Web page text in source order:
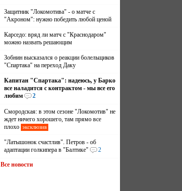
Защитник "Локомотива" - о матче с
"Акроном": нужно победить любой ценой
Карседо: вряд ли матч с "Краснодаром"
можно назвать решающим
Зобнин высказался о реакции болельщиков
"Спартака" на переход Даку
Капитан "Спартака": надеюсь, у Барко
все наладится с контрактом - мы все его
любим
2
Смородская: в этом сезоне "Локомотив" не
ждет ничего хорошего, там прямо все
плохо эксклюзив
"Латышонок счастлив". Петров - об
адаптации голкипера в "Балтике"
2
Все новости